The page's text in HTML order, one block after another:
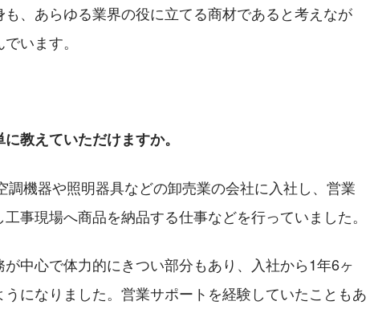
、あらゆる業界の役に立てる商材であると考えなが
います。
教えていただけますか。
機器や照明器具などの卸売業の会社に入社し、営業
事現場へ商品を納品する仕事などを行っていました。
中心で体力的にきつい部分もあり、入社から1年6ヶ
になりました。営業サポートを経験していたこともあ